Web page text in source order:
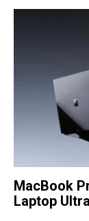
MacBook
Laptop